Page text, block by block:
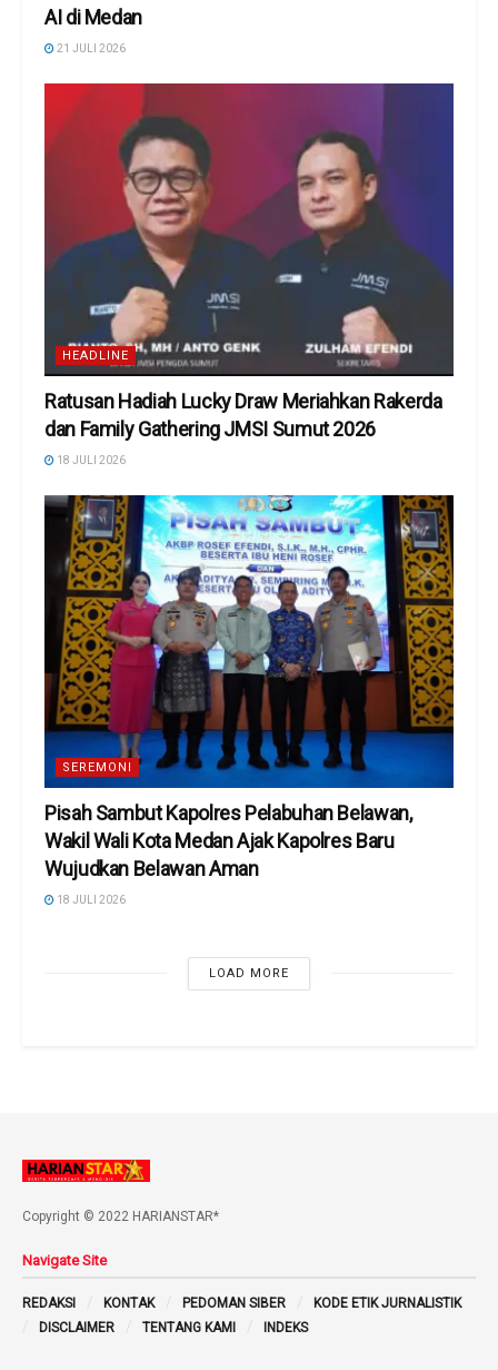
AI di Medan
21 JULI 2026
HEADLINE
Ratusan Hadiah Lucky Draw Meriahkan Rakerda
dan Family Gathering JMSI Sumut 2026
18 JULI 2026
SEREMONI
Pisah Sambut Kapolres Pelabuhan Belawan,
Wakil Wali Kota Medan Ajak Kapolres Baru
Wujudkan Belawan Aman
18 JULI 2026
LOAD MORE
Copyright © 2022 HARIANSTAR*
Navigate Site
REDAKSI KONTAK PEDOMAN SIBER
KODE ETIK JURNALISTIK
DISCLAIMER
TENTANG KAMI INDEKS